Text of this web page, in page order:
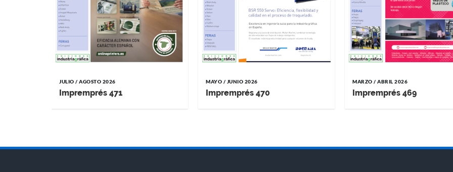
JULIO / AGOSTO 2026
Impremprés 471
MAYO / JUNIO 2026
Impremprés 470
MARZO / ABRIL 2026
Impremprés 469